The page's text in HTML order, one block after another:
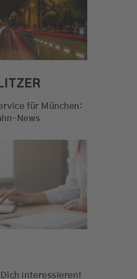
Verkehr und
und viele
für München:
News
interessieren!